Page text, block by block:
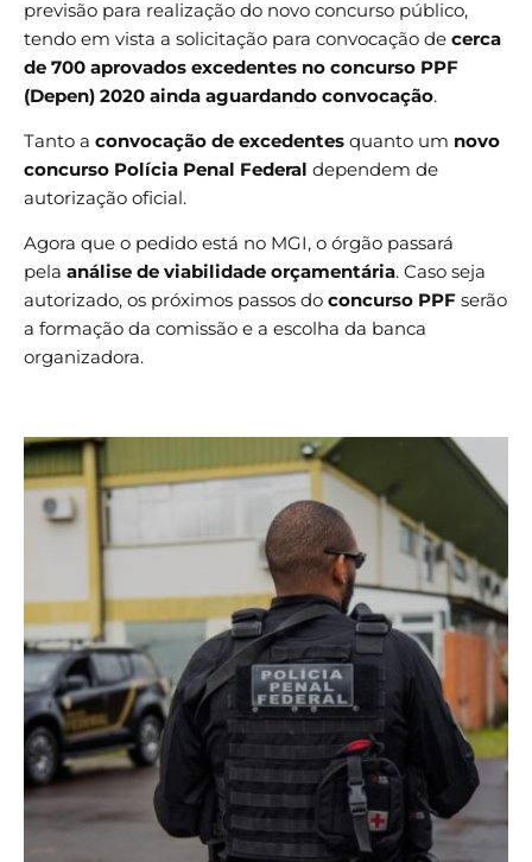
previsão para realização do novo concurso público,
tendo em vista a solicitação para convocação de cerca
de 700 aprovados excedentes no concurso PPF
(Depen) 2020 ainda aguardando convocação.
Tanto a convocação de excedentes quanto um novo
concurso Polícia Penal Federal dependem de
autorização oficial.
Agora que o pedido está no MGI, o órgão passará
pela análise de viabilidade orçamentária. Caso seja
autorizado, os próximos passos do concurso PPF serão
a formação da comissão e a escolha da banca
organizadora.